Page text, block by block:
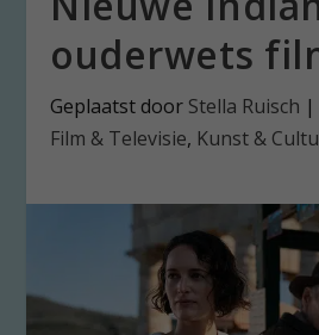
ouderwets
Geplaatst door Stella Ruisch |
Film & Televisie, Kunst &